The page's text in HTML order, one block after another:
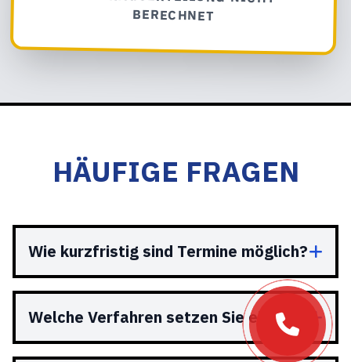
BERECHNET
HÄUFIGE FRAGEN
Wie kurzfristig sind Termine möglich?
Welche Verfahren setzen Sie ein?